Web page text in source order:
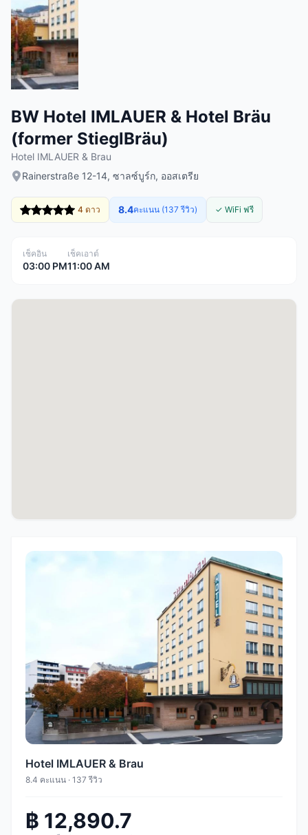
BW Hotel IMLAUER & Hotel Bräu
(former StieglBräu)
Hotel IMLAUER & Brau
Rainerstraße 12-14, ซาลซ์บูร์ก, ออสเตรีย
4 ดาว 8.4คะแนน (137 รีวิว) ✓ WiFi ฟรี
เช็คอิน
03:00 PM
เช็คเอาต์
11:00 AM
Hotel IMLAUER & Brau
8.4 คะแนน · 137 รีวิว
฿ 12,890.7